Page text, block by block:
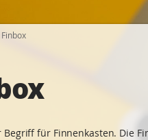
Finbox
Begriff für Finnenkasten. Die